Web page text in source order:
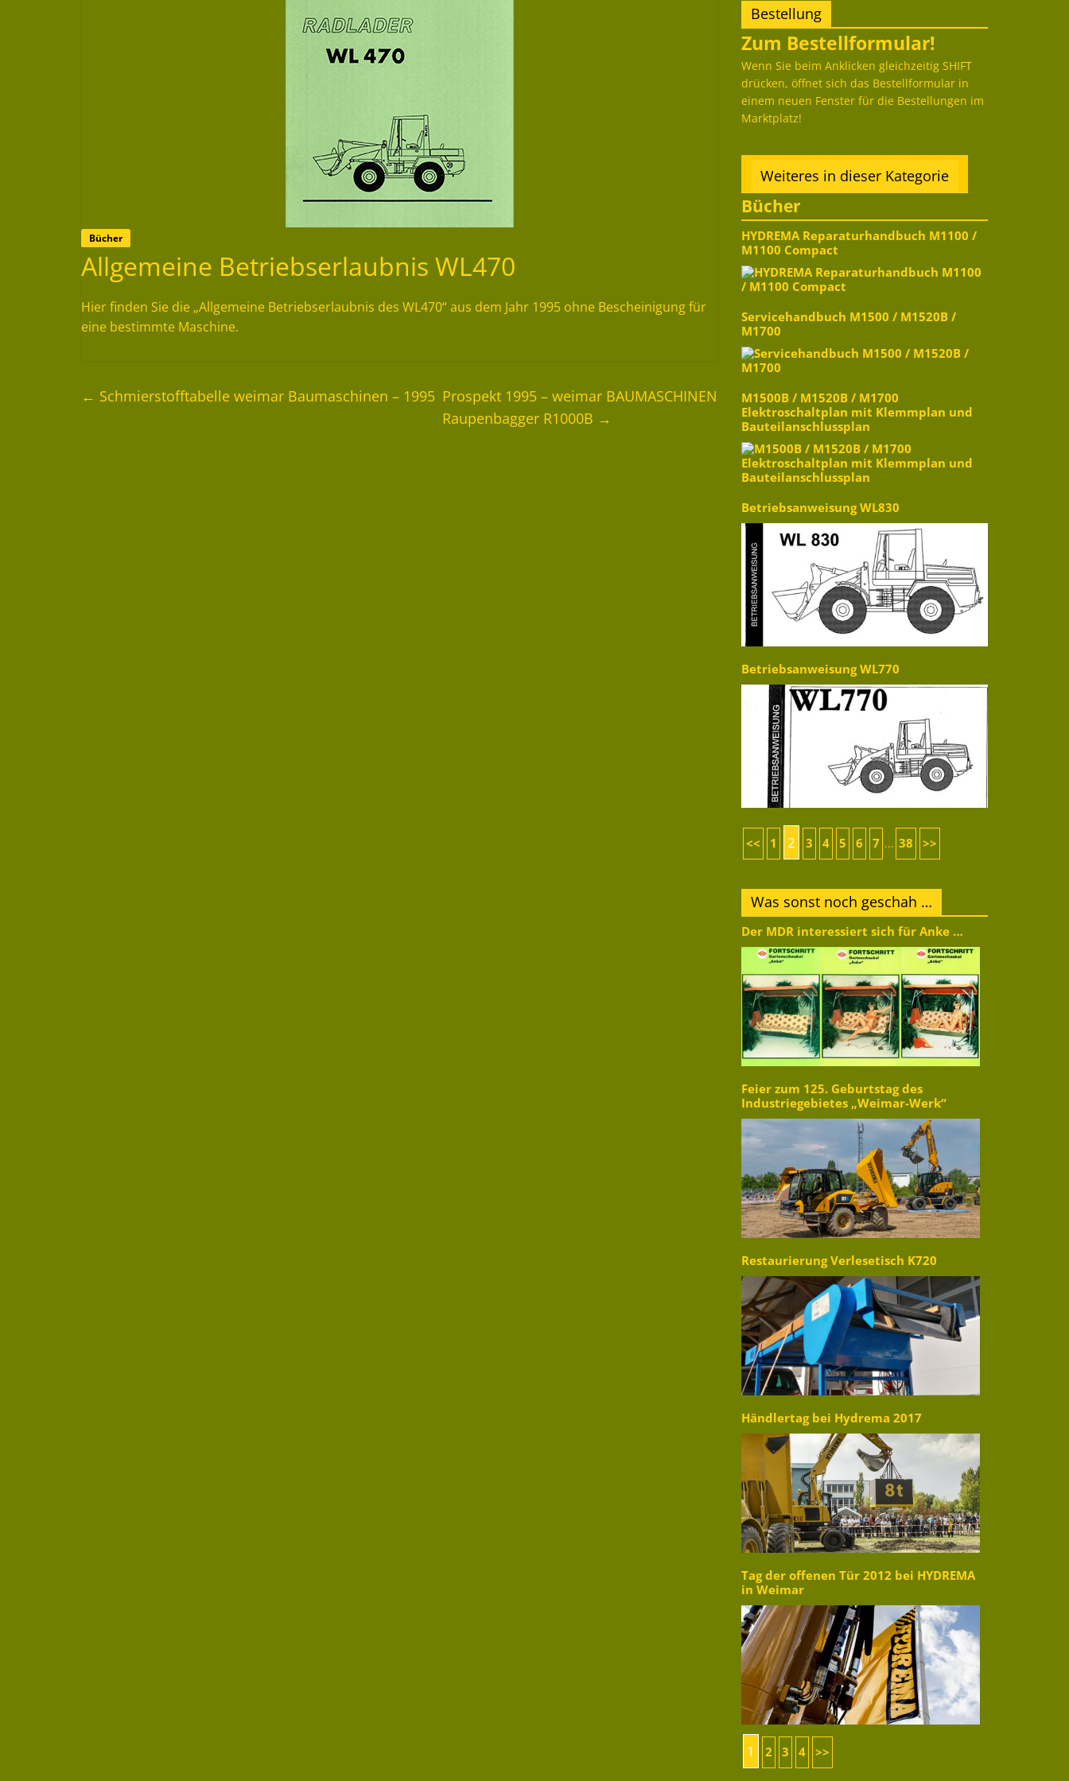
Bücher
Allgemeine Betriebserlaubnis WL470
Hier finden Sie die „Allgemeine Betriebserlaubnis des WL470“ aus dem Jahr 1995 ohne Bescheinigung für
eine bestimmte Maschine.
← Schmierstofftabelle weimar Baumaschinen – 1995 Prospekt 1995 – weimar BAUMASCHINEN
Raupenbagger R1000B →
Bestellung
Zum Bestellformular!
Wenn Sie beim Anklicken gleichzeitig SHIFT
drücken, öffnet sich das Bestellformular in
einem neuen Fenster für die Bestellungen im
Marktplatz!
Weiteres in dieser Kategorie
Bücher
HYDREMA Reparaturhandbuch M1100 /
M1100 Compact
Servicehandbuch M1500 / M1520B /
M1700
M1500B / M1520B / M1700
Elektroschaltplan mit Klemmplan und
Bauteilanschlussplan
Betriebsanweisung WL830
Betriebsanweisung WL770
<< 1 2 3 4 5 6 7 ... 38 >>
Was sonst noch geschah …
Der MDR interessiert sich für Anke …
Feier zum 125. Geburtstag des
Industriegebietes „Weimar-Werk“
Restaurierung Verlesetisch K720
Händlertag bei Hydrema 2017
Tag der offenen Tür 2012 bei HYDREMA
in Weimar
1 2 3 4 >>